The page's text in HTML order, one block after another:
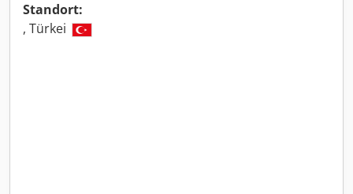
Standort:
, Türkei